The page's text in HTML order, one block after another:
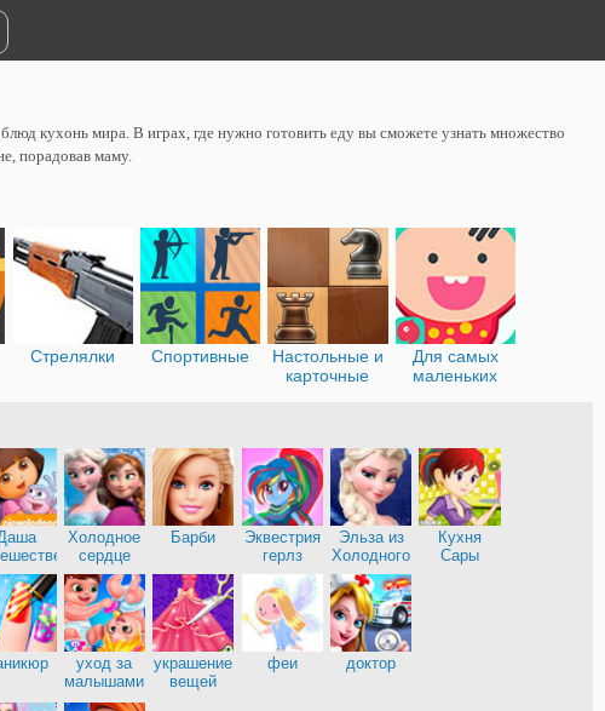
кухонь мира. В играх, где нужно готовить еду вы сможете узнать множество
порадовав маму.
Стрелялки Спортивные
Настольные и
карточные
Для самых
маленьких
Холодное
сердце
Барби
Эквестрия
герлз
Эльза из
Холодного
сердца
Кухня
Сары
уход за
малышами
украшение
вещей
феи доктор